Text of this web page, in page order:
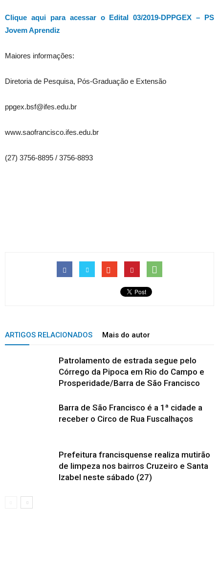
Clique aqui para acessar o Edital 03/2019-DPPGEX – PS
Jovem Aprendiz
Maiores informações:
Diretoria de Pesquisa, Pós-Graduação e Extensão
ppgex.bsf@ifes.edu.br
www.saofrancisco.ifes.edu.br
(27) 3756-8895 / 3756-8893
ARTIGOS RELACIONADOS Mais do autor
Patrolamento de estrada segue pelo
Córrego da Pipoca em Rio do Campo e
Prosperidade/Barra de São Francisco
Barra de São Francisco é a 1ª cidade a
receber o Circo de Rua Fuscalhaços
Prefeitura francisquense realiza mutirão
de limpeza nos bairros Cruzeiro e Santa
Izabel neste sábado (27)